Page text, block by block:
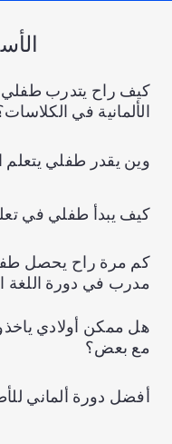
كيف راح يتدرب طفلي
الألمانية في
وين يقدر طفلي يتعلم
كيف يبدأ طفلي في
كم مرة راح يحصل
مدرب في دورة اللغة
هل ممكن أولادي
مع بعض؟
أفضل دورة ألماني